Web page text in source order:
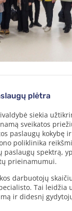
plėtra
siekia
sveikatos
paslaugų kokybę
poliklinika
paslaugų spektrą,
prieinamumui.
darbuotojų
Tai
ir didesnį